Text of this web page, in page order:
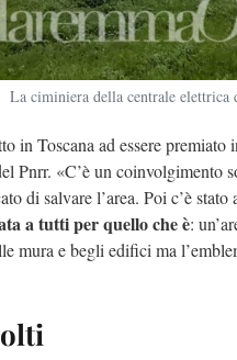
La ciminiera della centrale elettrica
in Toscana ad essere
Pnrr. «C’è un coinvolgimento
di salvare l’area. Poi c’è
a tutti per quello che è:
mura e begli edifici ma